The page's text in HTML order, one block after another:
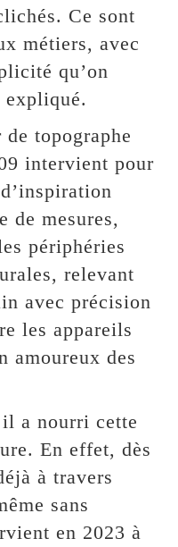
Ce sont
métiers, avec
qu’on
topographe
intervient pour
de mesures,
périphéries
relevant
avec précision
les appareils
amoureux des
a nourri cette
En effet, dès
à travers
sans
en 2023 à